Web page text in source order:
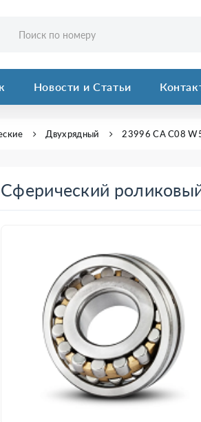
Новости и Статьи
Двухрядный 23996 CA C08
Сферический